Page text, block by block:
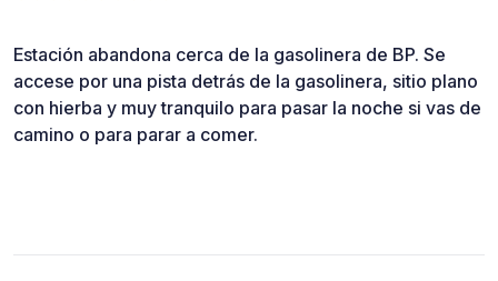
Estación abandona cerca de la gasolinera de BP. Se
accese por una pista detrás de la gasolinera, sitio plano
con hierba y muy tranquilo para pasar la noche si vas de
camino o para parar a comer.